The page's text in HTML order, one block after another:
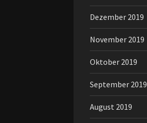
Dezember 2019
November 2019
Oktober 2019
September 2019
August 2019